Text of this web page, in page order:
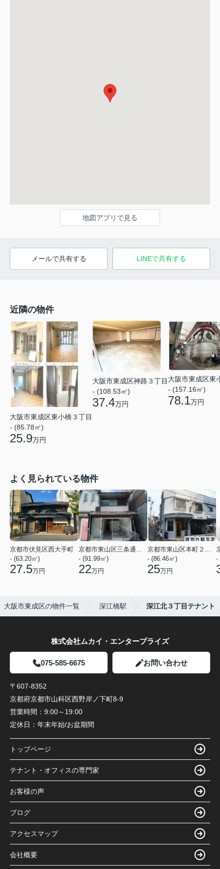
地図アプリで見る
メールで共有する LINEで共有する
近隣の物件
大阪市東成区東小橋３丁目
- (85.78㎡)
25.9万円
大阪市東成区神路３丁目
- (108.53㎡)
37.4万円
大阪市東成区東
- (157.16㎡)
78.1万円
よく見られている物件
京都市伏見区西大手町
- (63.20㎡)
27.5万円
京都市東山区三条通北裏白川筋西入２丁目東姉小路町
- (91.99㎡)
22万円
京都市東山区本町２２丁目
- (86.46㎡)
25万円
-
大阪市東成区の物件一覧 深江橋駅 深江北３丁目テナント
株式会社ムカイ・エンタープライズ
075-585-6675 お問い合わせ
〒607-8352
京都府京都市山科区西野岸ノ下町8-9
営業時間： 9:00～19:00
定休日： 年末年始/お盆期間
トップページ
テナント・オフィスの専門家
お客様の声
ブログ
アクセスマップ
会社概要